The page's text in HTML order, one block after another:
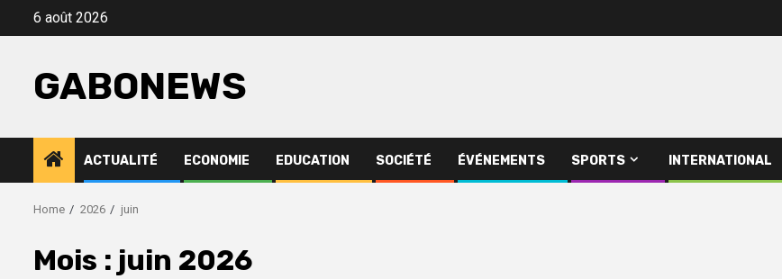
6 août 2026
GABONEWS
ACTUALITÉ ECONOMIE EDUCATION SOCIÉTÉ ÉVÉNEMENTS SPORTS INTERNATIONAL
Home 2026 juin
Mois : juin 2026